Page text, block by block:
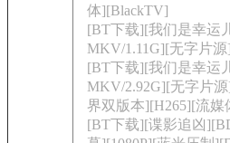
体][BlackTV]
[BT下载][我们是幸运
MKV/1.11G][无字片
[BT下载][我们是幸运
MKV/2.92G][无字片
界双版本][H265][流媒
[BT下载][谍影追凶